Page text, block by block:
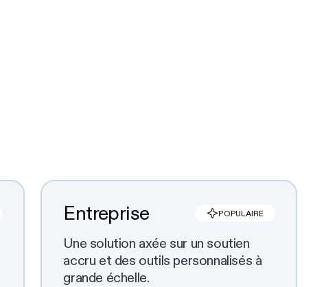
Entreprise POPULAIRE
Une solution axée sur un soutien
accru et des outils personnalisés à
grande échelle.